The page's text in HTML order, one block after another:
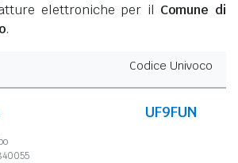
elettroniche per il Comune di
.
Codice Univoco
UF9FUN